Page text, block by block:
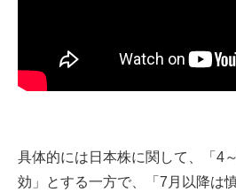
具体的には日本株に関して、「4
効」とする一方で、「7月以降は